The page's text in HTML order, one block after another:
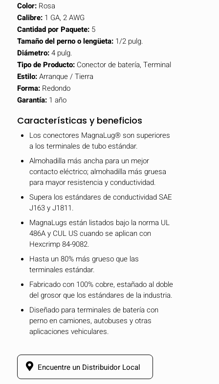
Color: Rosa
Calibre: 1 GA, 2 AWG
Cantidad por Paquete: 5
Tamaño del perno o lengüeta: 1/2 pulg.
Diámetro:4 pulg.
Tipo de Producto: Conector de batería, Terminal
Estilo:Arranque / Tierra
Forma: Redondo
Garantía: 1 año
Características y beneficios
Los conectores MagnaLug® son superiores
a los terminales de tubo estándar.
Almohadilla más ancha para un mejor
contacto eléctrico; almohadilla más gruesa
para mayor resistencia y conductividad.
Supera los estándares de conductividad SAE
J163 y J1811.
MagnaLugs están listados bajo la norma UL
486A y CUL US cuando se aplican con
Hexcrimp 84-9082.
Hasta un 80% más grueso que las
terminales estándar.
Fabricado con 100% cobre, estañado al doble
del grosor que los estándares de la industria.
Diseñado para terminales de batería con
perno en camiones, autobuses y otras
aplicaciones vehiculares.
Encuentre un Distribuidor Local